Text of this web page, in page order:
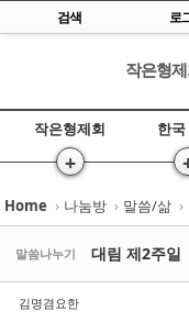
검색 로
작은형
작은형제회
+
한
Home › 나눔방 › 말씀/삶 ›
말씀나누기 대림 제2주일
김명겸요한